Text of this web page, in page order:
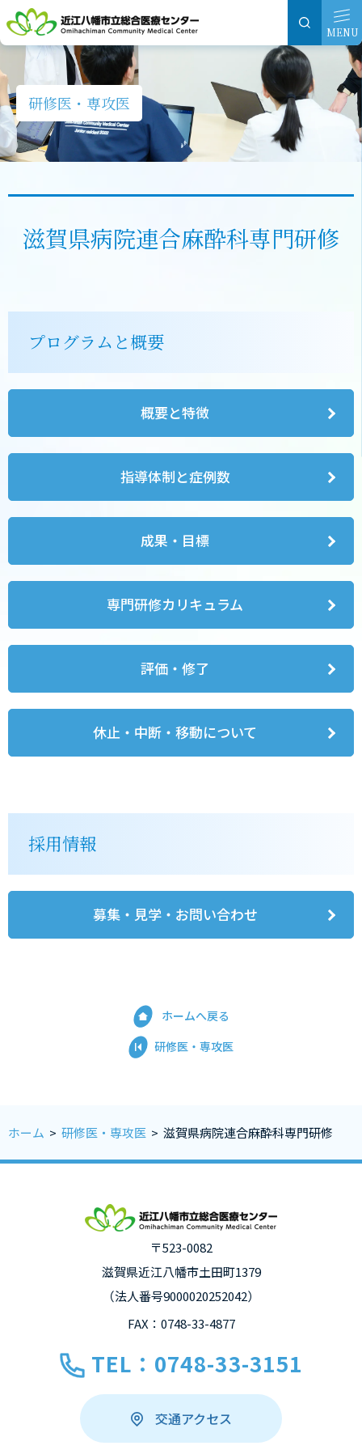
ロ
バ
ル
ナ
ビ
ー
文
ー
ル
ナ
ビ
ゲ
シ
ッ
ー
へ
MENU
研修医・専攻医
滋賀県病院連合麻酔科専門研修
プログラムと概要
概要と特徴
指導体制と症例数
成果・目標
専門研修カリキュラム
評価・修了
休止・中断・移動について
採用情報
募集・見学・お問い合わせ
研修医・専攻医
ホームへ戻る
ホーム > 研修医・専攻医 > 滋賀県病院連合麻酔科専門研修
〒523-0082
滋賀県近江八幡市土田町1379
（法人番号9000020252042）
FAX：0748-33-4877
TEL：0748-33-3151
交通アクセス